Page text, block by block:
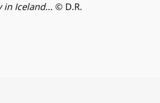
in Iceland... © D.R.